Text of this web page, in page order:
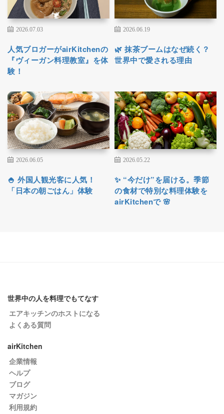
2026.07.03
人気ブロガーがairKitchenの
『ヴィーガン料理教室』を体
験！
2026.06.19
🌿 抹茶ブームはなぜ続く？
世界中で愛される理由
2026.06.05
🍚 外国人観光客に人気！
「日本の朝ごはん」体験
2026.05.22
✨ “今だけ”を届ける。季節
の食材で特別な料理体験を
airKitchenで 🌸
世界中の人を料理でもてなす
エアキッチンのホストになる
よくある質問
airKitchen
企業情報
ヘルプ
ブログ
マガジン
利用規約